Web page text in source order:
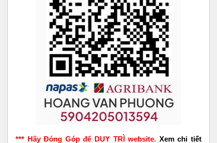
*** Hãy Đóng Góp để DUY TRÌ website. Xem chi tiết